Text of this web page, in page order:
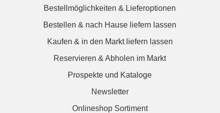
Bestellmöglichkeiten & Lieferoptionen
Bestellen & nach Hause liefern lassen
Kaufen & in den Markt liefern lassen
Reservieren & Abholen im Markt
Prospekte und Kataloge
Newsletter
Onlineshop Sortiment